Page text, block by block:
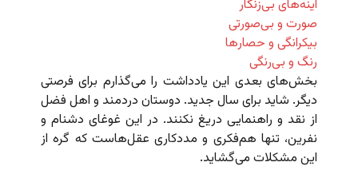
آینه‌های بی‌زنگار
صورت و بی‌صورتی
بیکرانگی و حصارها
رنگ و بی‌رنگی
بخش‌های بعدی این یادداشت را می‌گذارم برای فرصتی
دیگر. شاید برای سال جدید. دوستان دردمند و اهل فضل
از نقد و راهنمایی دریغ نکنند. در این غوغای دشنام و
نفرین، تنها هم‌فکری و مددکاری عقل‌هاست که گره از
این مشکلات می‌گشاید.